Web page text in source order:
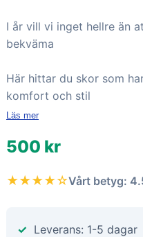
I år vill vi inget hellre än
bekväma
Här hittar du skor som
komfort och stil
Läs mer
500 kr
★★★★☆Vårt betyg:
Leverans: 1-5 dagar